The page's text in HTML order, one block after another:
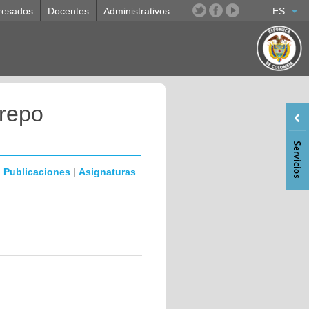
ES
Docentes Administrativos
Publicaciones | Asignaturas